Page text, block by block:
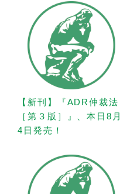
【新刊】『ADR仲裁法
［第３版］』、本日8月
4日発売！